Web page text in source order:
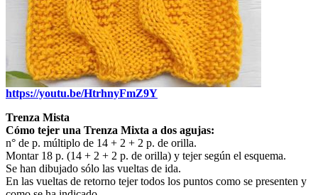
https://youtu.be/HtrhnyFmZ9Y
Trenza Mista
Cómo tejer una Trenza Mixta a dos agujas:
n° de p. múltiplo de 14 + 2 + 2 p. de orilla.
Montar 18 p. (14 + 2 + 2 p. de orilla) y tejer según el esquema.
Se han dibujado sólo las vueltas de ida.
En las vueltas de retorno tejer todos los puntos como se presenten y